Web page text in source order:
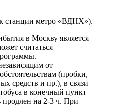
станции метро «ВДНХ»).
в Москву является
считаться
от
(пробки,
средств и пр.), в связи
в конечный пункт
на 2-3 ч. При